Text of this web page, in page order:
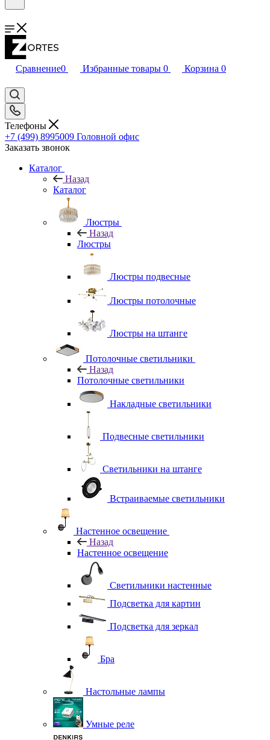
Сравнение0 Избранные товары 0 Корзина 0
Телефоны
+7 (499) 8995009 Головной офис
Заказать звонок
Каталог
Назад
Каталог
Люстры
Назад
Люстры
Люстры подвесные
Люстры потолочные
Люстры на штанге
Потолочные светильники
Назад
Потолочные светильники
Накладные светильники
Подвесные светильники
Светильники на штанге
Встраиваемые светильники
Настенное освещение
Назад
Настенное освещение
Светильники настенные
Подсветка для картин
Подсветка для зеркал
Бра
Настольные лампы
Умные реле